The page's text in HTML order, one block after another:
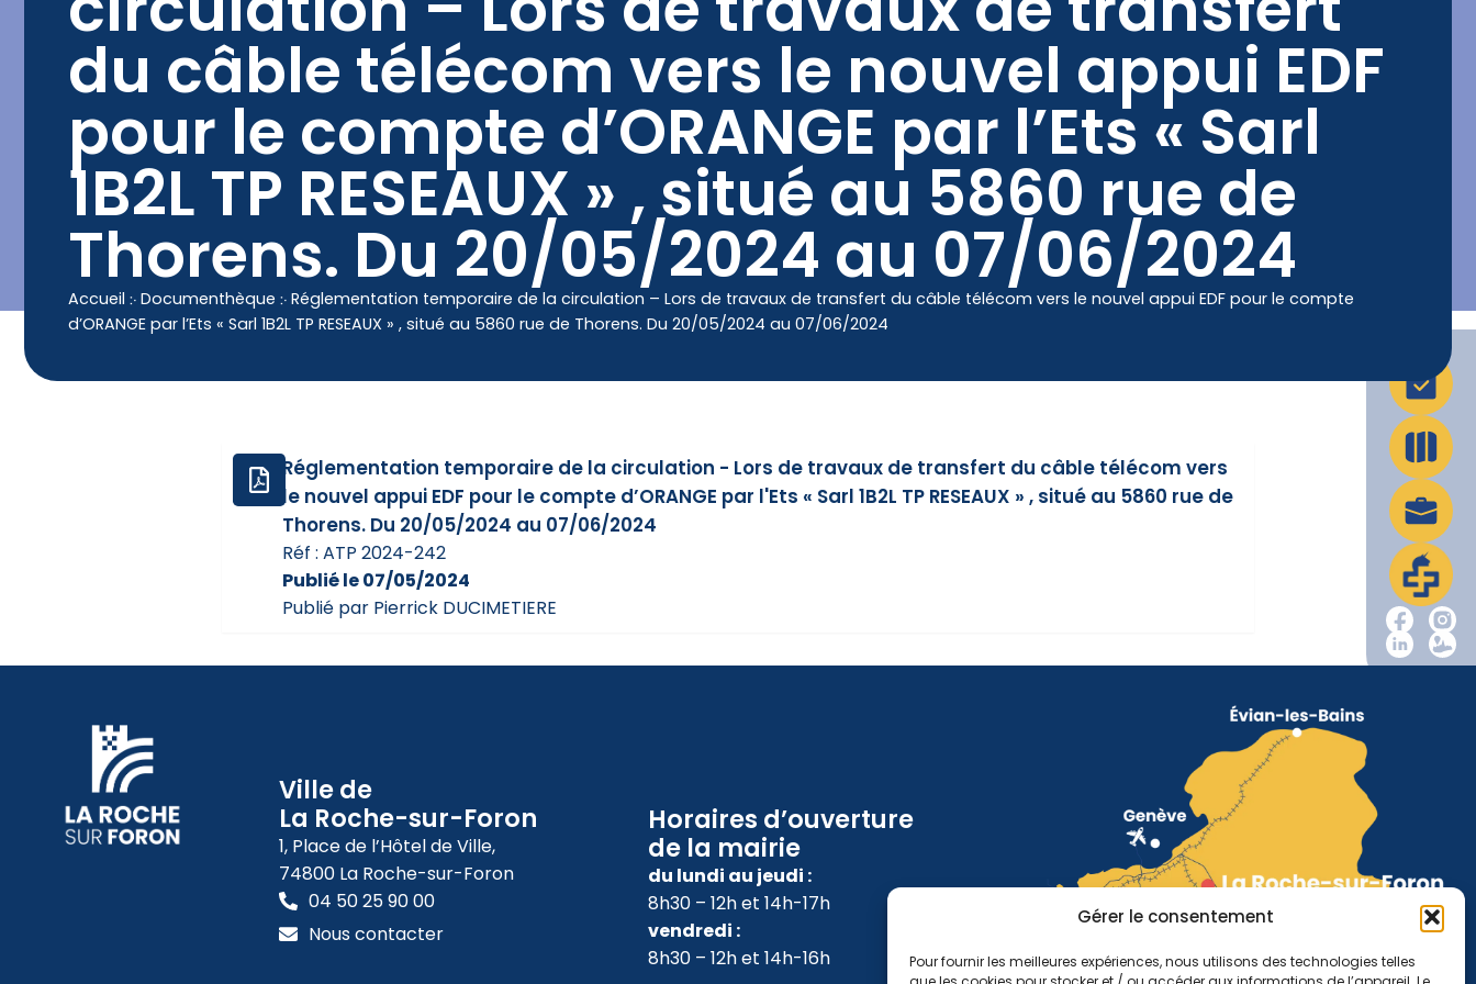
Gérer le consentement
Pour fournir les meilleures expériences, nous utilisons des technologies telles
principal
Contact 04 50 25 90 00
Mes démarches La Ville en action Infos pratiques
du câble télécom vers le nouvel appui EDF
pour le compte d’ORANGE par l’Ets « Sarl
1B2L TP RESEAUX » , situé au 5860 rue de
Thorens. Du 20/05/2024 au 07/06/2024
Accueil ჻ Documenthèque ჻ Réglementation temporaire de la circulation – Lors de travaux de transfert du câble télécom vers le nouvel appui EDF pour le compte
d’ORANGE par l’Ets « Sarl 1B2L TP RESEAUX » , situé au 5860 rue de Thorens. Du 20/05/2024 au 07/06/2024
Réglementation temporaire de la circulation - Lors de travaux de transfert du câble télécom vers
le nouvel appui EDF pour le compte d’ORANGE par l'Ets « Sarl 1B2L TP RESEAUX » , situé au 5860 rue de
Thorens. Du 20/05/2024 au 07/06/2024
Réf : ATP 2024-242
Publié le 07/05/2024
Publié par Pierrick DUCIMETIERE
Ville de
La Roche-sur-Foron
1, Place de l’Hôtel de Ville,
74800 La Roche-sur-Foron
04 50 25 90 00
Nous contacter
Horaires d’ouverture
de la mairie
du lundi au jeudi :
8h30 – 12h et 14h-17h
vendredi :
8h30 – 12h et 14h-16h